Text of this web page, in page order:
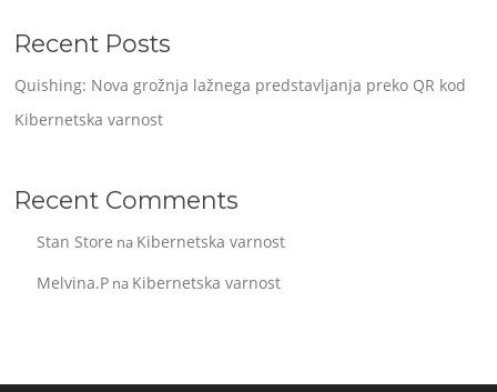
Recent Posts
Quishing: Nova grožnja lažnega predstavljanja preko QR kod
Kibernetska varnost
Recent Comments
Stan Store na Kibernetska varnost
Melvina.P na Kibernetska varnost